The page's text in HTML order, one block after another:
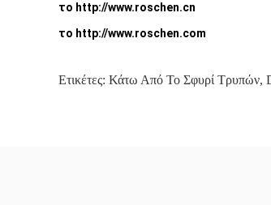
το http://www.roschen.cn
το http://www.roschen.com
Ετικέτες: Κάτω Από Το Σφυρί Τρυπών,